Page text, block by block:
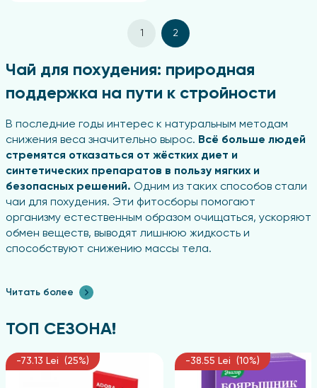
1 2
Чай для похудения: природная
поддержка на пути к стройности
В последние годы интерес к натуральным методам
снижения веса значительно вырос. Всё больше людей
стремятся отказаться от жёстких диет и
синтетических препаратов в пользу мягких и
безопасных решений. Одним из таких способов стали
чаи для похудения. Эти фитосборы помогают
организму естественным образом очищаться, ускоряют
обмен веществ, выводят лишнюю жидкость и
способствуют снижению массы тела.
чаи работают? Ответ кроется в их составе. Каждое
свойствами, а вместе они образуют комплексное
Чаи для похудения: что это такое?
Читать более
ТОП СЕЗОНА!
-73.13 Lei (25%) -38.55 Lei (10%)